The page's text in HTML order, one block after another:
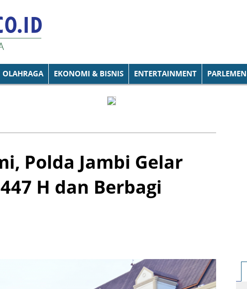
OLAHRAGA EKONOMI & BISNIS ENTERTAINMENT PARLEMEN
Polda Jambi Gelar
H dan Berbagi